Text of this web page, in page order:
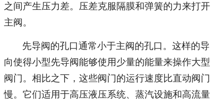
之间产生压力差。压差克服隔膜和弹簧的力来打开
主阀。
先导阀的孔口通常小于主阀的孔口。这样的导
向使得小型先导阀能够使用少量的能量来操作大型
阀门。相比之下，这些阀门的运行速度比直动阀门
慢。它们适用于高压液压系统、蒸汽设施和高流量